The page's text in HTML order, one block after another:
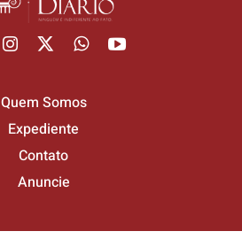
Quem Somos
Expediente
Contato
Anuncie